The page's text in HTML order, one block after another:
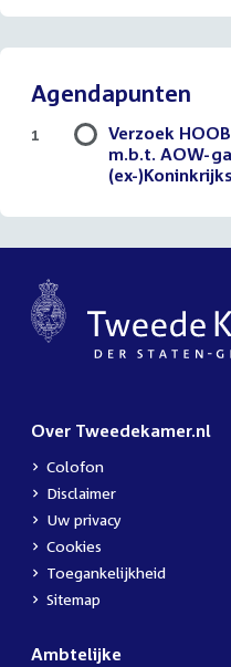
Agendapunten
Verzoek
m.b.t. AOW-
(ex-
1
Over Tweedekamer.nl
Colofon
Disclaimer
Uw privacy
Cookies
Toegankelijkheid
Sitemap
Ambtelijke